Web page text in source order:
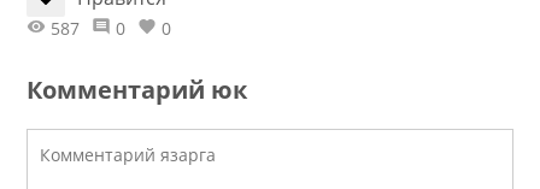
587 0 0
Комментарий юк